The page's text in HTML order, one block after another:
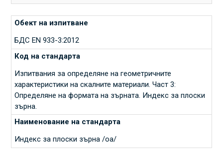
БДС EN 933-3:2012
Изпитвания за определяне на геометричните
характеристики на скалните материали. Част 3:
Определяне на формата на зърната. Индекс за плоски
зърна.
Индекс за плоски зърна /oa/